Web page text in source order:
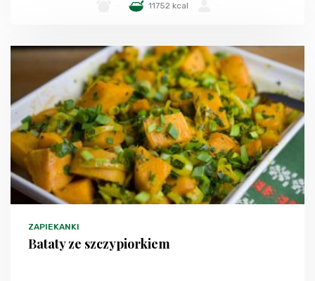
11752 kcal
ZAPIEKANKI
Bataty ze szczypiorkiem